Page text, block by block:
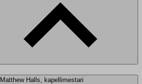
Matthew Halls, kapellimestari